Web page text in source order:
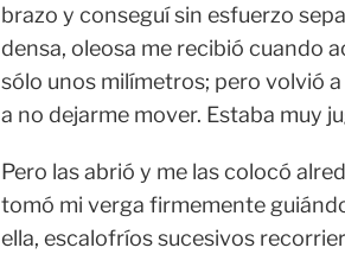
brazo y conseguí sin esfuerzo
densa, oleosa me recibió cuando
sólo unos milímetros; pero volvió
a no dejarme mover. Estaba muy
Pero las abrió y me las colocó
tomó mi verga firmemente
ella, escalofríos sucesivos